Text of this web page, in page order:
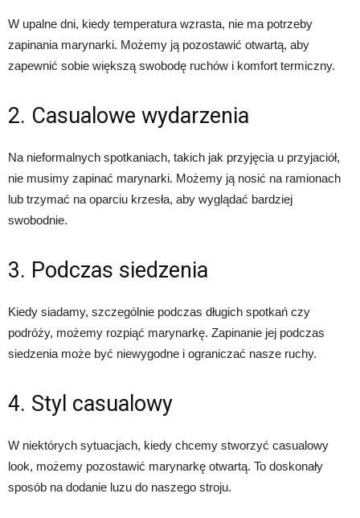
W upalne dni, kiedy temperatura wzrasta, nie ma potrzeby
zapinania marynarki. Możemy ją pozostawić otwartą, aby
zapewnić sobie większą swobodę ruchów i komfort termiczny.
2. Casualowe wydarzenia
Na nieformalnych spotkaniach, takich jak przyjęcia u przyjaciół,
nie musimy zapinać marynarki. Możemy ją nosić na ramionach
lub trzymać na oparciu krzesła, aby wyglądać bardziej
swobodnie.
3. Podczas siedzenia
Kiedy siadamy, szczególnie podczas długich spotkań czy
podróży, możemy rozpiąć marynarkę. Zapinanie jej podczas
siedzenia może być niewygodne i ograniczać nasze ruchy.
4. Styl casualowy
W niektórych sytuacjach, kiedy chcemy stworzyć casualowy
look, możemy pozostawić marynarkę otwartą. To doskonały
sposób na dodanie luzu do naszego stroju.